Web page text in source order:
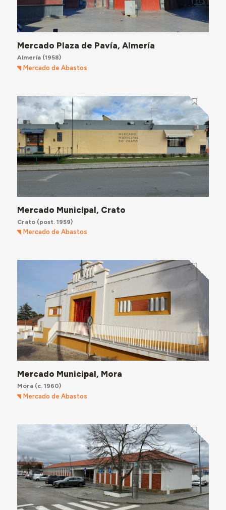
Mercado Plaza de Pavía, Almería
Almería(1958)
Mercado de Abastos
Mercado Municipal, Crato
Crato(post. 1959)
Mercado de Abastos
Mercado Municipal, Mora
Mora(c. 1960)
Mercado de Abastos